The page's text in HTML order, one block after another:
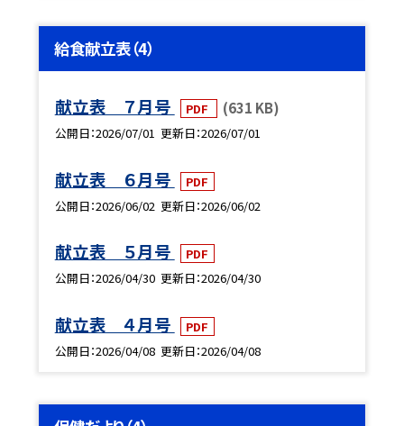
給食献立表（4）
献立表 ７月号 PDF (631 KB)
公開日 2026/07/01 更新日 2026/07/01
献立表 ６月号
PDF
公開日 2026/06/02 更新日 2026/06/02
献立表 ５月号
PDF
公開日 2026/04/30 更新日 2026/04/30
献立表 ４月号
PDF
公開日 2026/04/08 更新日 2026/04/08